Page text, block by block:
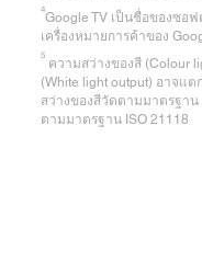
4
Google TV เป็นชื่อของซอ
เครื่องหมายการค้าของ
5
ความสว่างของสี (Colour
(White light output) อาจแ
สว่างของสีวัดตามมาตรฐาน
ตามมาตรฐาน ISO 21118